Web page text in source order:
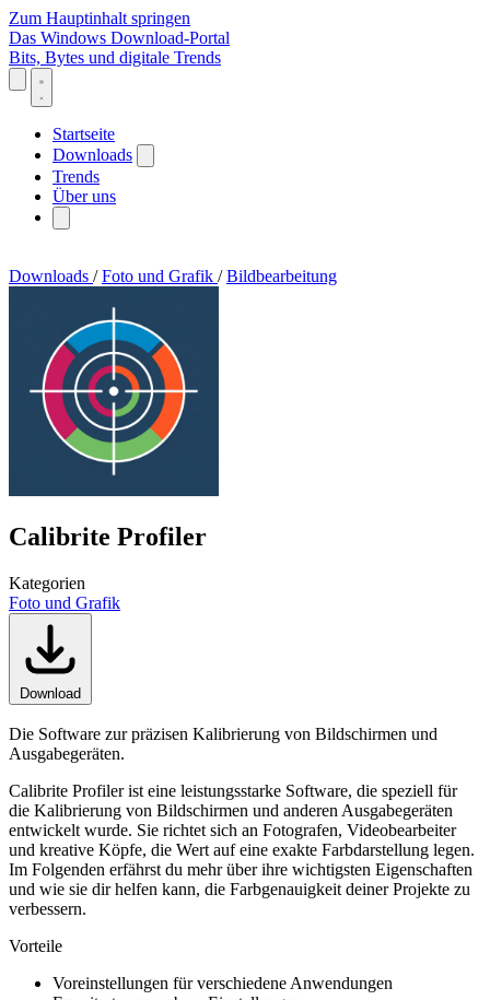
Zum Hauptinhalt springen
Das Windows Download-Portal
Bits, Bytes und digitale Trends
Startseite
Downloads
Trends
Über uns
Downloads / Foto und Grafik / Bildbearbeitung
Calibrite Profiler
Kategorien
Foto und Grafik
Download
Die Software zur präzisen Kalibrierung von Bildschirmen und
Ausgabegeräten.
Calibrite Profiler ist eine leistungsstarke Software, die speziell für
die Kalibrierung von Bildschirmen und anderen Ausgabegeräten
entwickelt wurde. Sie richtet sich an Fotografen, Videobearbeiter
und kreative Köpfe, die Wert auf eine exakte Farbdarstellung legen.
Im Folgenden erfährst du mehr über ihre wichtigsten Eigenschaften
und wie sie dir helfen kann, die Farbgenauigkeit deiner Projekte zu
verbessern.
Vorteile
Voreinstellungen für verschiedene Anwendungen